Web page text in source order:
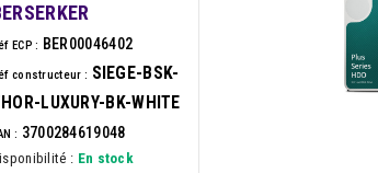
ECP : BER00046402
constructeur : SIEGE-BSK-
LUXURY-BK-WHITE
: 3700284619048
: En stock